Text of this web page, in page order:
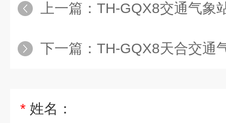
上一篇： TH-GQX8交通气象
下一篇： TH-GQX8天合交通
* 姓名：